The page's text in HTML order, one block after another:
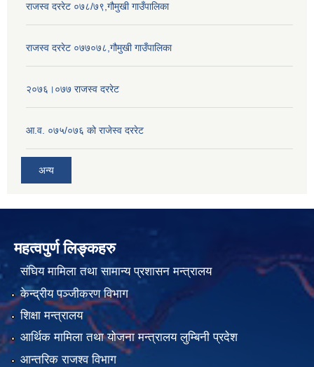
राजस्व दररेट ०७८/७९,गौमुखी गाउँपालिका
राजस्व दररेट ०७७०७८,गौमुखी गाउँपालिका
२०७६।०७७ राजस्व दररेट
आ.व. ०७५/०७६ को राजेस्व दररेट
अन्य
महत्वपुर्ण लिङ्कहरु
संघिय मामिला तथा सामान्य प्रशासन मन्त्रालय
केन्द्रीय पञ्जीकरण विभाग
शिक्षा मन्त्रालय
आर्थिक मामिला तथा योजना मन्त्रालय लुम्बिनी प्रदेश
आन्तरिक राजश्व विभाग